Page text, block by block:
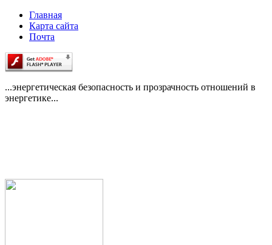
Главная
Карта сайта
Почта
...энергетическая безопасность и прозрачность отношений в
энергетике...